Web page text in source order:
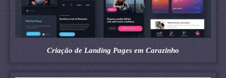
Criação de Landing Pages em Carazinho